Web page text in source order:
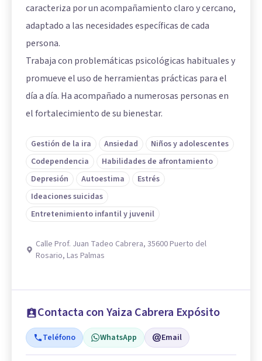
caracteriza por un acompañamiento claro y cercano,
adaptado a las necesidades específicas de cada
persona.
Trabaja con problemáticas psicológicas habituales y
promueve el uso de herramientas prácticas para el
día a día. Ha acompañado a numerosas personas en
el fortalecimiento de su bienestar.
Gestión de la ira Ansiedad
Niños y adolescentes
Codependencia
Habilidades de afrontamiento
Depresión
Autoestima
Estrés
Ideaciones suicidas
Entretenimiento infantil y juvenil
Calle Prof. Juan Tadeo Cabrera, 35600 Puerto del
Rosario, Las Palmas
Contacta con Yaiza Cabrera Expósito
Teléfono WhatsApp Email